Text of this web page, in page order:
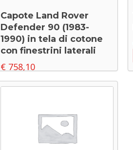
Capote Land Rover
Defender 90 (1983-
1990) in tela di cotone
con finestrini laterali
€ 758,10
AGGIUNGI AL CARRELLO